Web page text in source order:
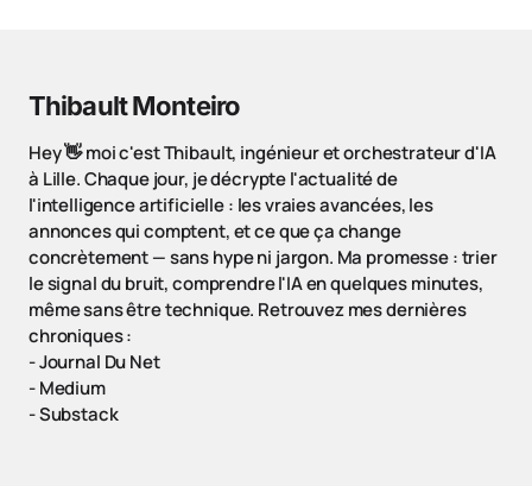
Thibault Monteiro
Hey 👋 moi c'est Thibault, ingénieur et orchestrateur d'IA
à Lille. Chaque jour, je décrypte l'actualité de
l'intelligence artificielle : les vraies avancées, les
annonces qui comptent, et ce que ça change
concrètement — sans hype ni jargon. Ma promesse : trier
le signal du bruit, comprendre l'IA en quelques minutes,
même sans être technique. Retrouvez mes dernières
chroniques :
-Journal Du Net
-Medium
-Substack